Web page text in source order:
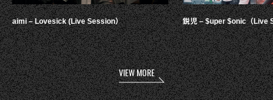
aimi – Lovesick (Live Session） 鋭児 – $uper $onic（Live
VIEW MORE